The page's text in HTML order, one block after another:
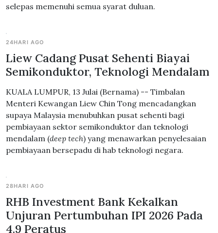
selepas memenuhi semua syarat duluan.
24HARI AGO
Liew Cadang Pusat Sehenti Biayai
Semikonduktor, Teknologi Mendalam
KUALA LUMPUR, 13 Julai (Bernama) -- Timbalan
Menteri Kewangan Liew Chin Tong mencadangkan
supaya Malaysia menubuhkan pusat sehenti bagi
pembiayaan sektor semikonduktor dan teknologi
mendalam (deep tech) yang menawarkan penyelesaian
pembiayaan bersepadu di hab teknologi negara.
28HARI AGO
RHB Investment Bank Kekalkan
Unjuran Pertumbuhan IPI 2026 Pada
4.9 Peratus